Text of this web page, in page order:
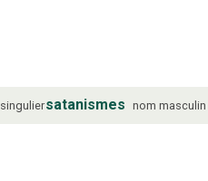
singuliersatanismes nom masculin